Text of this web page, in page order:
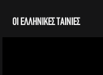
Οι ελληνικές ταινίες